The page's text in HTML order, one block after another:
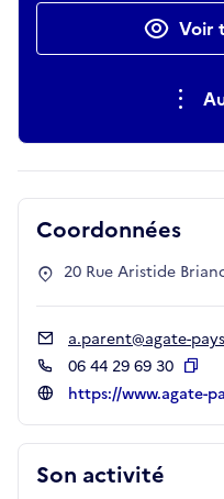
Voir
Son activité
Coordonnées
20 Rue Aristide
a.parent@agate-
06 44 29 69 30
https://www.agate-